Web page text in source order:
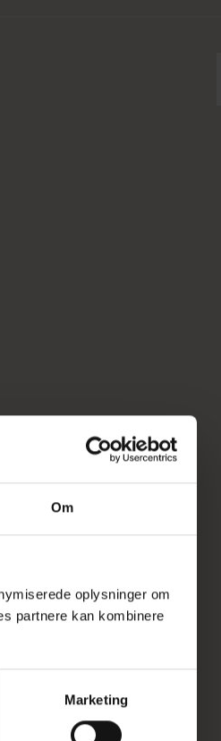
Om
oplysninger om
partnere kan kombinere
Marketing